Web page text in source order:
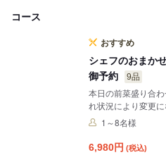
コース
おすすめ
シェフのおま
御予約
9品
本日の前菜盛り合わせ ピッツァ パスタ 本日の肉
れ状況により変更にな
オップラの美味し
より質 質より量 アレ
1～8名様
6,980円 (税込)